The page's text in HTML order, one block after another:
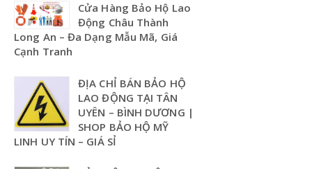
Cửa Hàng Bảo Hộ Lao
Động Châu Thành
Long An – Đa Dạng Mẫu Mã, Giá
Cạnh Tranh
ĐỊA CHỈ BÁN BẢO HỘ
LAO ĐỘNG TẠI TÂN
UYÊN – BÌNH DƯƠNG |
SHOP BẢO HỘ MỸ
LINH UY TÍN – GIÁ SỈ